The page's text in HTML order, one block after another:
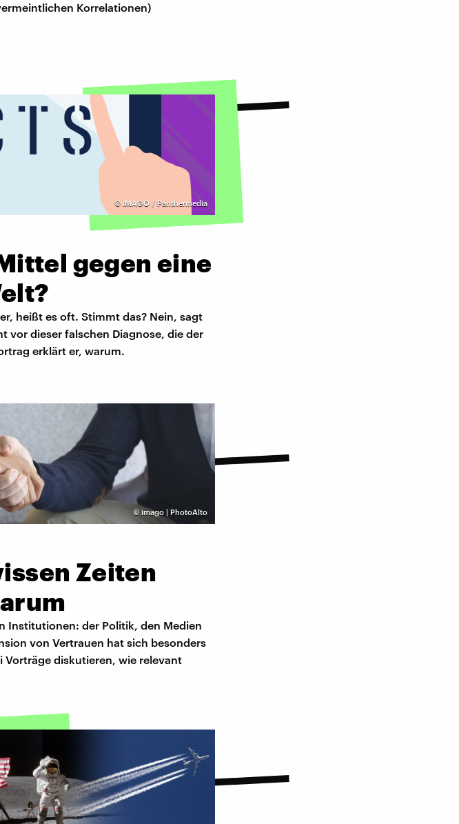
Korrelationen)
© IMAGO / Panthermedia
gegen eine
heißt es oft. Stimmt das? Nein, sagt
vor dieser falschen Diagnose, die der
erklärt er, warum.
© imago | PhotoAlto
Zeiten
Institutionen: der Politik, den Medien
von Vertrauen hat sich besonders
Vorträge diskutieren, wie relevant